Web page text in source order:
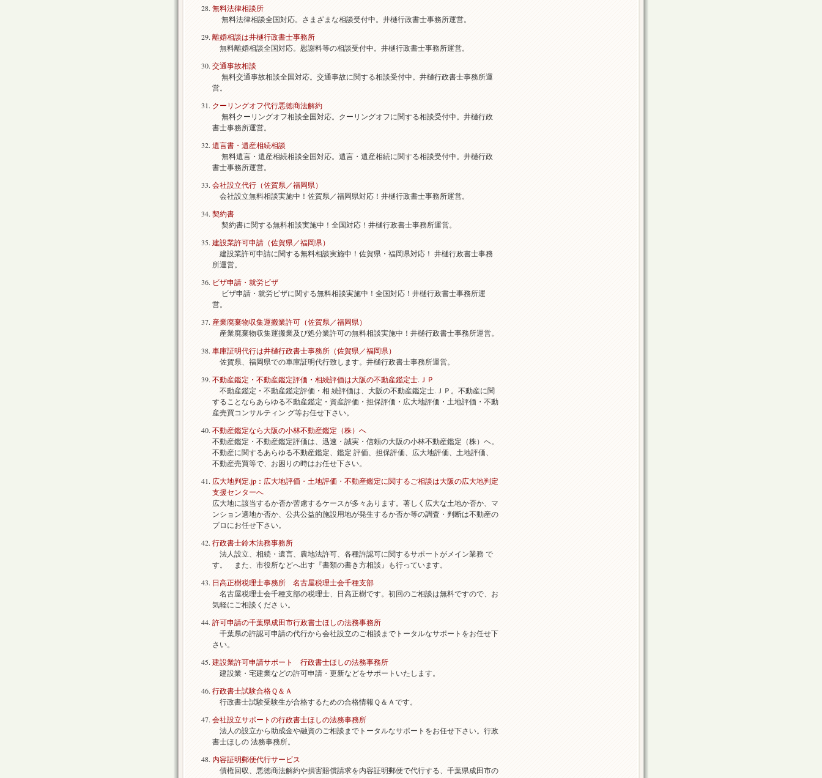
無料法律相談所
無料法律相談全国対応。さまざまな相談受付中。井樋行政書士事務所運営。
離婚相談は井樋行政書士事務所
無料離婚相談全国対応。慰謝料等の相談受付中。井樋行政書士事務所運営。
交通事故相談
無料交通事故相談全国対応。交通事故に関する相談受付中。井樋行政書士事務所運
営。
クーリングオフ代行悪徳商法解約
無料クーリングオフ相談全国対応。クーリングオフに関する相談受付中。井樋行政
書士事務所運営。
遺言書・遺産相続相談
無料遺言・遺産相続相談全国対応。遺言・遺産相続に関する相談受付中。井樋行政
書士事務所運営。
会社設立代行（佐賀県／福岡県）
会社設立無料相談実施中！佐賀県／福岡県対応！井樋行政書士事務所運営。
契約書
契約書に関する無料相談実施中！全国対応！井樋行政書士事務所運営。
建設業許可申請（佐賀県／福岡県）
建設業許可申請に関する無料相談実施中！佐賀県・福岡県対応！ 井樋行政書士事務
所運営。
ビザ申請・就労ビザ
ビザ申請・就労ビザに関する無料相談実施中！全国対応！井樋行政書士事務所運
営。
産業廃棄物収集運搬業許可（佐賀県／福岡県）
産業廃棄物収集運搬業及び処分業許可の無料相談実施中！井樋行政書士事務所運営。
車庫証明代行は井樋行政書士事務所（佐賀県／福岡県）
佐賀県、福岡県での車庫証明代行致します。井樋行政書士事務所運営。
不動産鑑定・不動産鑑定評価・相続評価は大阪の不動産鑑定士.ＪＰ
不動産鑑定・不動産鑑定評価・相 続評価は、大阪の不動産鑑定士.ＪＰ。不動産に関
することならあらゆる不動産鑑定・資産評価・担保評価・広大地評価・土地評価・不動
産売買コンサルティン グ等お任せ下さい。
不動産鑑定なら大阪の小林不動産鑑定（株）へ
不動産鑑定・不動産鑑定評価は、迅速・誠実・信頼の大阪の小林不動産鑑定（株）へ。
不動産に関するあらゆる不動産鑑定、鑑定 評価、担保評価、広大地評価、土地評価、
不動産売買等で、お困りの時はお任せ下さい。
広大地判定.jp：広大地評価・土地評価・不動産鑑定に関するご相談は大阪の広大地判定
支援センターへ
広大地に該当するか否か苦慮するケースが多々あります。著しく広大な土地か否か、マ
ンション適地か否か、公共公益的施設用地が発生するか否か等の調査・判断は不動産の
プロにお任せ下さい。
行政書士鈴木法務事務所
法人設立、相続・遺言、農地法許可、各種許認可に関するサポートがメイン業務 で
す。 また、市役所などへ出す『書類の書き方相談』も行っています。
日高正樹税理士事務所 名古屋税理士会千種支部
名古屋税理士会千種支部の税理士、日高正樹です。初回のご相談は無料ですので、お
気軽にご相談くださ い。
許可申請の千葉県成田市行政書士ほしの法務事務所
千葉県の許認可申請の代行から会社設立のご相談までトータルなサポートをお任せ下
さい。
建設業許可申請サポート 行政書士ほしの法務事務所
建設業・宅建業などの許可申請・更新などをサポートいたします。
行政書士試験合格Ｑ＆Ａ
行政書士試験受験生が合格するための合格情報Ｑ＆Ａです。
会社設立サポートの行政書士ほしの法務事務所
法人の設立から助成金や融資のご相談までトータルなサポートをお任せ下さい。行政
書士ほしの 法務事務所。
内容証明郵便代行サービス
債権回収、悪徳商法解約や損害賠償請求を内容証明郵便で代行する、千葉県成田市の